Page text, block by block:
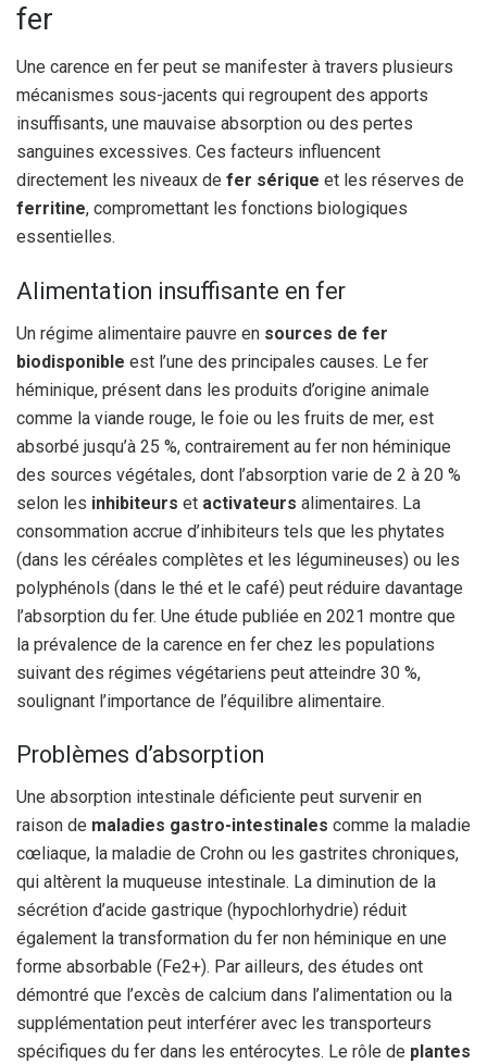
fer
Une carence en fer peut se manifester à travers plusieurs
mécanismes sous-jacents qui regroupent des apports
insuffisants, une mauvaise absorption ou des pertes
sanguines excessives. Ces facteurs influencent
directement les niveaux de fer sérique et les réserves de
ferritine, compromettant les fonctions biologiques
essentielles.
Alimentation insuffisante en fer
Un régime alimentaire pauvre en sources de fer
biodisponible est l’une des principales causes. Le fer
héminique, présent dans les produits d’origine animale
comme la viande rouge, le foie ou les fruits de mer, est
absorbé jusqu’à 25 %, contrairement au fer non héminique
des sources végétales, dont l’absorption varie de 2 à 20 %
selon les inhibiteurs et activateurs alimentaires. La
consommation accrue d’inhibiteurs tels que les phytates
(dans les céréales complètes et les légumineuses) ou les
polyphénols (dans le thé et le café) peut réduire davantage
l’absorption du fer. Une étude publiée en 2021 montre que
la prévalence de la carence en fer chez les populations
suivant des régimes végétariens peut atteindre 30 %,
soulignant l’importance de l’équilibre alimentaire.
Problèmes d’absorption
Une absorption intestinale déficiente peut survenir en
raison de maladies gastro-intestinales comme la maladie
cœliaque, la maladie de Crohn ou les gastrites chroniques,
qui altèrent la muqueuse intestinale. La diminution de la
sécrétion d’acide gastrique (hypochlorhydrie) réduit
également la transformation du fer non héminique en une
forme absorbable (Fe2+). Par ailleurs, des études ont
démontré que l’excès de calcium dans l’alimentation ou la
supplémentation peut interférer avec les transporteurs
spécifiques du fer dans les entérocytes. Le rôle de plantes